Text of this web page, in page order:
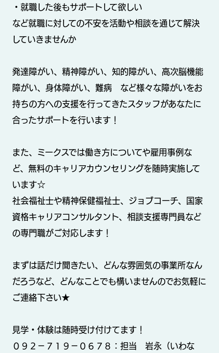
・就職した後もサポートして欲しい
など就職に対しての不安を活動や相談を通じて解決
していきませんか
発達障がい、精神障がい、知的障がい、高次脳機能
障がい、身体障がい、難病 など様々な障がいをお
持ちの方への支援を行ってきたスタッフがあなたに
合ったサポートを行います！
また、ミークスでは働き方についてや雇用事例な
ど、無料のキャリアカウンセリングを随時実施して
います☆
社会福祉士や精神保健福祉士、ジョブコーチ、国家
資格キャリアコンサルタント、相談支援専門員など
の専門職がご対応します！
まずは話だけ聞きたい、どんな雰囲気の事業所なん
だろうなど、どんなことでも構いませんのでお気軽に
ご連絡下さい★
見学・体験は随時受け付けてます！
０９２−７１９−０６７８：担当 岩永（いわな